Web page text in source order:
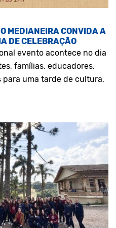
MEDIANEIRA CONVIDA A
DE CELEBRAÇÃO
evento acontece no dia
famílias, educadores,
uma tarde de cultura,